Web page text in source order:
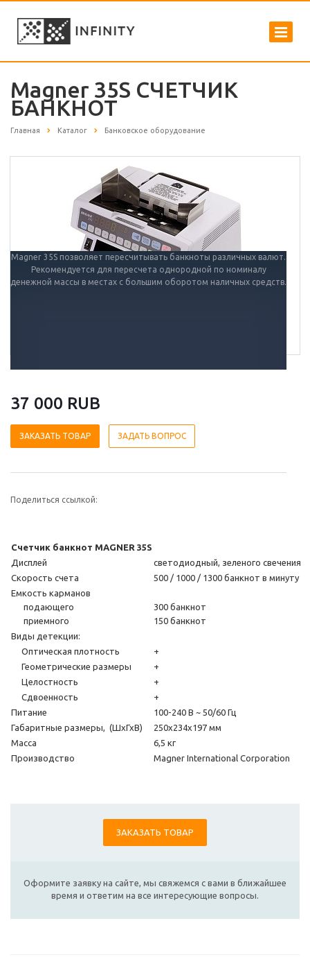
Magner 35S СЧЕТЧИК
БАНКНОТ
Главная Каталог Банковское оборудование
Magner 35S позволяет пересчитывать банкноты различных валют.
Рекомендуется для пересчета однородной по номиналу
денежной массы в местах с большим оборотом наличных средств.
37 000 RUB
ЗАКАЗАТЬ ТОВАР ЗАДАТЬ ВОПРОС
Поделиться ссылкой:
Счетчик банкнот MAGNER 35S
Дисплей
светодиодный, зеленого свечения
Скорость счета
500 / 1000 / 1300 банкнот в минуту
Емкость карманов
подающего
приемного
300 банкнот
150 банкнот
Виды детекции:
Оптическая плотность
+
Геометрические размеры
+
Целостность
+
Сдвоенность
+
Питание
100-240 В ~ 50/60 Гц
Габаритные размеры, (ШхГхВ)
250х234х197 мм
Масса
6,5 кг
Производство
Magner International Corporation
ЗАКАЗАТЬ ТОВАР
Оформите заявку на сайте, мы свяжемся с вами в ближайшее
время и ответим на все интересующие вопросы.